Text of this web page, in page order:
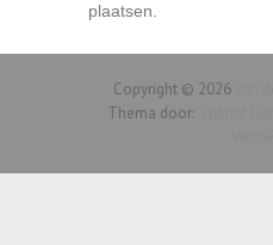
plaatsen.
Copyright © 2026
Thema door: